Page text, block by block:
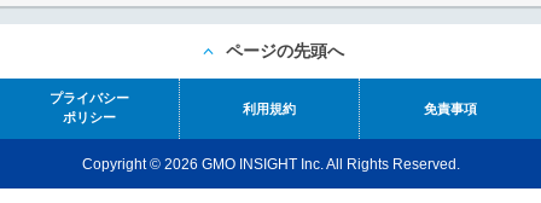
ページの先頭へ
プライバシー
ポリシー
利用規約 免責事項
Copyright © 2026 GMO INSIGHT Inc. All Rights Reserved.